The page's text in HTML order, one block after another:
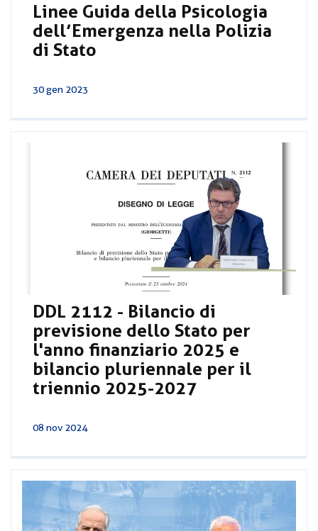
Linee Guida della Psicologia
dell’Emergenza nella Polizia
di Stato
30 gen 2023
DDL 2112 - Bilancio di
previsione dello Stato per
l'anno finanziario 2025 e
bilancio pluriennale per il
triennio 2025-2027
08 nov 2024